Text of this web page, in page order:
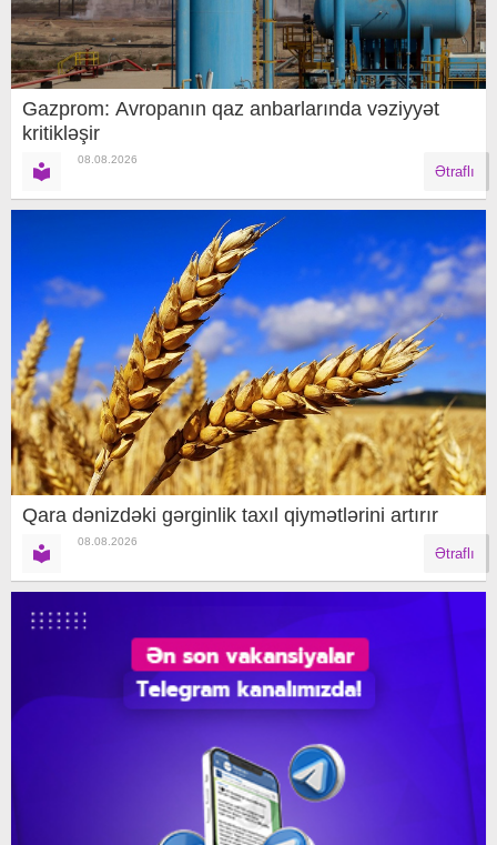
Gazprom: Avropanın qaz anbarlarında vəziyyət
kritikləşir
08.08.2026
Ətraflı
Qara dənizdəki gərginlik taxıl qiymətlərini artırır
08.08.2026
Ətraflı